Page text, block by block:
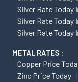
Silver Rate Today
Silver Rate Today
Silver Rate Today
METAL RATES :
Copper Price
Zinc Price Today